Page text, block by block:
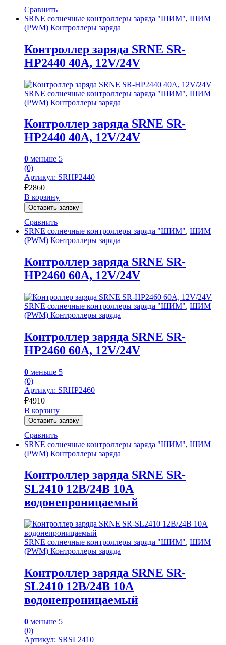
Сравнить
SRNE солнечные контроллеры заряда "ШИМ", ШИМ
(PWM) Контроллеры заряда
Контроллер заряда SRNE SR-
HP2440 40A, 12V/24V
SRNE солнечные контроллеры заряда "ШИМ", ШИМ
(PWM) Контроллеры заряда
Контроллер заряда SRNE SR-
HP2440 40A, 12V/24V
0 меньше 5
(0)
Артикул: SRHP2440
₽2860
В корзину
Оставить заявку
Сравнить
SRNE солнечные контроллеры заряда "ШИМ", ШИМ
(PWM) Контроллеры заряда
Контроллер заряда SRNE SR-
HP2460 60A, 12V/24V
SRNE солнечные контроллеры заряда "ШИМ", ШИМ
(PWM) Контроллеры заряда
Контроллер заряда SRNE SR-
HP2460 60A, 12V/24V
0 меньше 5
(0)
Артикул: SRHP2460
₽4910
В корзину
Оставить заявку
Сравнить
SRNE солнечные контроллеры заряда "ШИМ", ШИМ
(PWM) Контроллеры заряда
Контроллер заряда SRNE SR-
SL2410 12В/24В 10А
водонепроницаемый
SRNE солнечные контроллеры заряда "ШИМ", ШИМ
(PWM) Контроллеры заряда
Контроллер заряда SRNE SR-
SL2410 12В/24В 10А
водонепроницаемый
0 меньше 5
(0)
Артикул: SRSL2410